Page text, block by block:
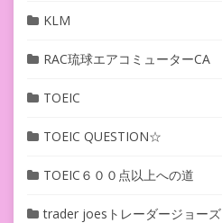
KLM
RAC琉球エアコミューターCA
TOEIC
TOEIC QUESTION☆
TOEIC６００点以上への道
trader joesトレーダージョーズ